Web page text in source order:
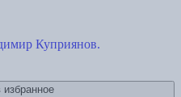
Куприянов.